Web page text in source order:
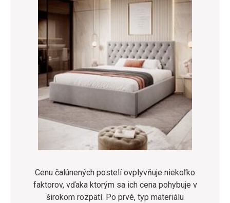
Cenu čalúnených postelí ovplyvňuje niekoľko
faktorov, vďaka ktorým sa ich cena pohybuje v
širokom rozpätí. Po prvé, typ materiálu